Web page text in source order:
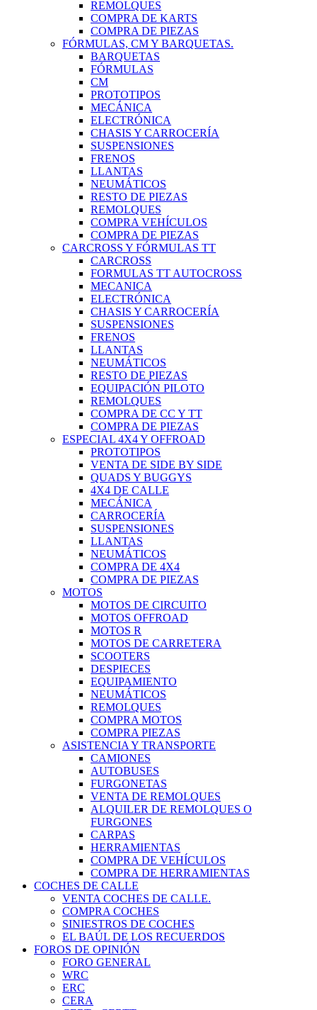
REMOLQUES
COMPRA DE KARTS
COMPRA DE PIEZAS
FÓRMULAS, CM Y BARQUETAS.
BARQUETAS
FÓRMULAS
CM
PROTOTIPOS
MECÁNICA
ELECTRÓNICA
CHASIS Y CARROCERÍA
SUSPENSIONES
FRENOS
LLANTAS
NEUMÁTICOS
RESTO DE PIEZAS
REMOLQUES
COMPRA VEHÍCULOS
COMPRA DE PIEZAS
CARCROSS Y FÓRMULAS TT
CARCROSS
FORMULAS TT AUTOCROSS
MECANICA
ELECTRÓNICA
CHASIS Y CARROCERÍA
SUSPENSIONES
FRENOS
LLANTAS
NEUMÁTICOS
RESTO DE PIEZAS
EQUIPACIÓN PILOTO
REMOLQUES
COMPRA DE CC Y TT
COMPRA DE PIEZAS
ESPECIAL 4X4 Y OFFROAD
PROTOTIPOS
VENTA DE SIDE BY SIDE
QUADS Y BUGGYS
4X4 DE CALLE
MECÁNICA
CARROCERÍA
SUSPENSIONES
LLANTAS
NEUMÁTICOS
COMPRA DE 4X4
COMPRA DE PIEZAS
MOTOS
MOTOS DE CIRCUITO
MOTOS OFFROAD
MOTOS R
MOTOS DE CARRETERA
SCOOTERS
DESPIECES
EQUIPAMIENTO
NEUMÁTICOS
REMOLQUES
COMPRA MOTOS
COMPRA PIEZAS
ASISTENCIA Y TRANSPORTE
CAMIONES
AUTOBUSES
FURGONETAS
VENTA DE REMOLQUES
ALQUILER DE REMOLQUES O
FURGONES
CARPAS
HERRAMIENTAS
COMPRA DE VEHÍCULOS
COMPRA DE HERRAMIENTAS
COCHES DE CALLE
VENTA COCHES DE CALLE.
COMPRA COCHES
SINIESTROS DE COCHES
EL BAÚL DE LOS RECUERDOS
FOROS DE OPINIÓN
FORO GENERAL
WRC
ERC
CERA